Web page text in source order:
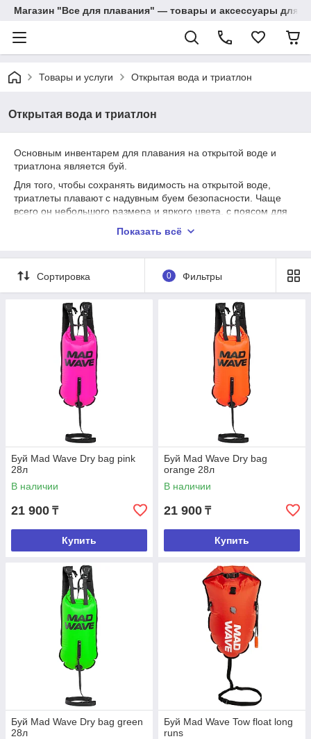
Магазин "Все для плавания" — товары и аксессуары для
Товары и услуги Открытая вода и триатлон
Открытая вода и триатлон
Основным инвентарем для плавания на открытой воде и
триатлона является буй.
Для того, чтобы сохранять видимость на открытой воде,
триатлеты плавают с надувным буем безопасности. Чаще
всего он небольшого размера и яркого цвета, с поясом для
специальное пространство или кармашек - чтобы пловец мог
Показать всё
Сортировка 0 Фильтры
Буй Mad Wave Dry bag pink
28л
В наличии
21 900 ₸
Купить
Буй Mad Wave Dry bag
orange 28л
В наличии
21 900 ₸
Купить
Буй Mad Wave Dry bag green
28л
Буй Mad Wave Tow float long
runs